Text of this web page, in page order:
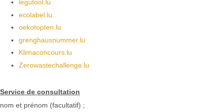
legutool.lu
ecolabel.lu
oekotopten.lu
grenghausnummer.lu
Klimaconcours.lu
Zerowastechallenge.lu
Service de consultation
nom et prénom (facultatif) ;